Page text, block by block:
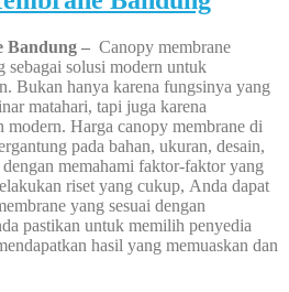
Bandung – Canopy membrane
sebagai solusi modern untuk
Bukan hanya karena fungsinya yang
matahari, tapi juga karena
modern. Harga canopy membrane di
pada bahan, ukuran, desain,
memahami faktor-faktor yang
riset yang cukup, Anda dapat
yang sesuai dengan
pastikan untuk memilih penyedia
hasil yang memuaskan dan